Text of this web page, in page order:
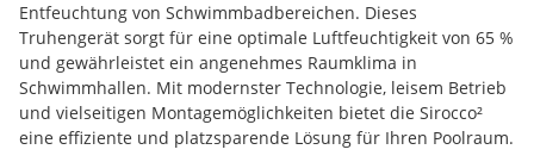
Entfeuchtung von Schwimmbadbereichen. Dieses
Truhengerät sorgt für eine optimale Luftfeuchtigkeit von 65 %
und gewährleistet ein angenehmes Raumklima in
Schwimmhallen. Mit modernster Technologie, leisem Betrieb
und vielseitigen Montagemöglichkeiten bietet die Sirocco²
eine effiziente und platzsparende Lösung für Ihren Poolraum.